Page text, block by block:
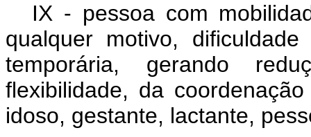
IX - pessoa com
qualquer motivo,
temporária, gerando
flexibilidade, da
idoso, gestante, lactante,